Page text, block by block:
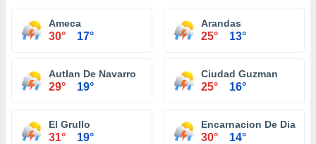
Ameca
30° 17°
Arandas
25° 13°
Autlan De Navarro
29° 19°
Ciudad Guzman
25° 16°
El Grullo
31° 19°
Encarnacion De Diaz
30° 14°